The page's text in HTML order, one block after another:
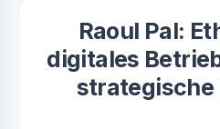
Raoul Pal:
digitales
strategische